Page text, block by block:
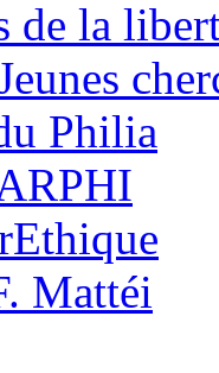
de la
Philia
Mattéi